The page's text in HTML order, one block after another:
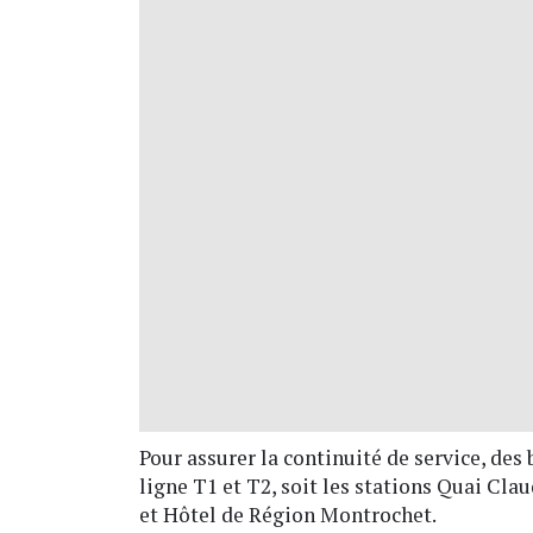
Pour assurer la continuité de service,
ligne T1 et T2, soit les stations Quai
et Hôtel de Région Montrochet.